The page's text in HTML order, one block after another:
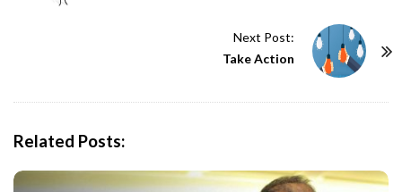
Next Post:
Take Action
Related Posts: